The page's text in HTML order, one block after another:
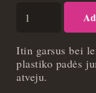
Lifesystems
švilpukas
Itin garsus bei
plastiko padės
atveju.